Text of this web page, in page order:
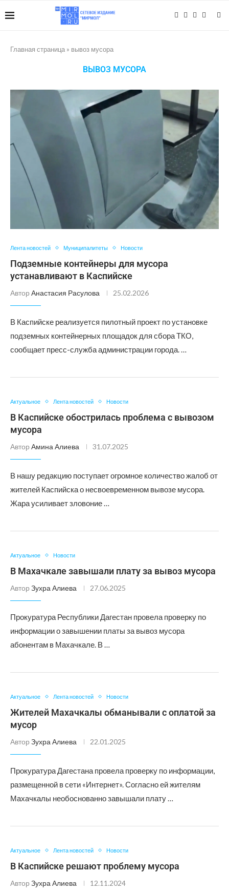
Главная страница » вывоз мусора
ВЫВОЗ МУСОРА
Лента новостей Муниципалитеты Новости
Подземные контейнеры для мусора
устанавливают в Каспийске
Автор Анастасия Расулова 25.02.2026
В Каспийске реализуется пилотный проект по установке
подземных контейнерных площадок для сбора ТКО,
сообщает пресс-служба администрации города. …
Актуальное Лента новостей Новости
В Каспийске обострилась проблема с вывозом
мусора
Автор Амина Алиева 31.07.2025
В нашу редакцию поступает огромное количество жалоб от
жителей Каспийска о несвоевременном вывозе мусора.
Жара усиливает зловоние …
Актуальное Новости
В Махачкале завышали плату за вывоз мусора
Автор Зухра Алиева 27.06.2025
Прокуратура Республики Дагестан провела проверку по
информации о завышении платы за вывоз мусора
абонентам в Махачкале. В …
Актуальное Лента новостей Новости
Жителей Махачкалы обманывали с оплатой за
мусор
Автор Зухра Алиева 22.01.2025
Прокуратура Дагестана провела проверку по информации,
размещенной в сети «Интернет». Согласно ей жителям
Махачкалы необоснованно завышали плату …
Актуальное Лента новостей Новости
В Каспийске решают проблему мусора
Автор Зухра Алиева 12.11.2024